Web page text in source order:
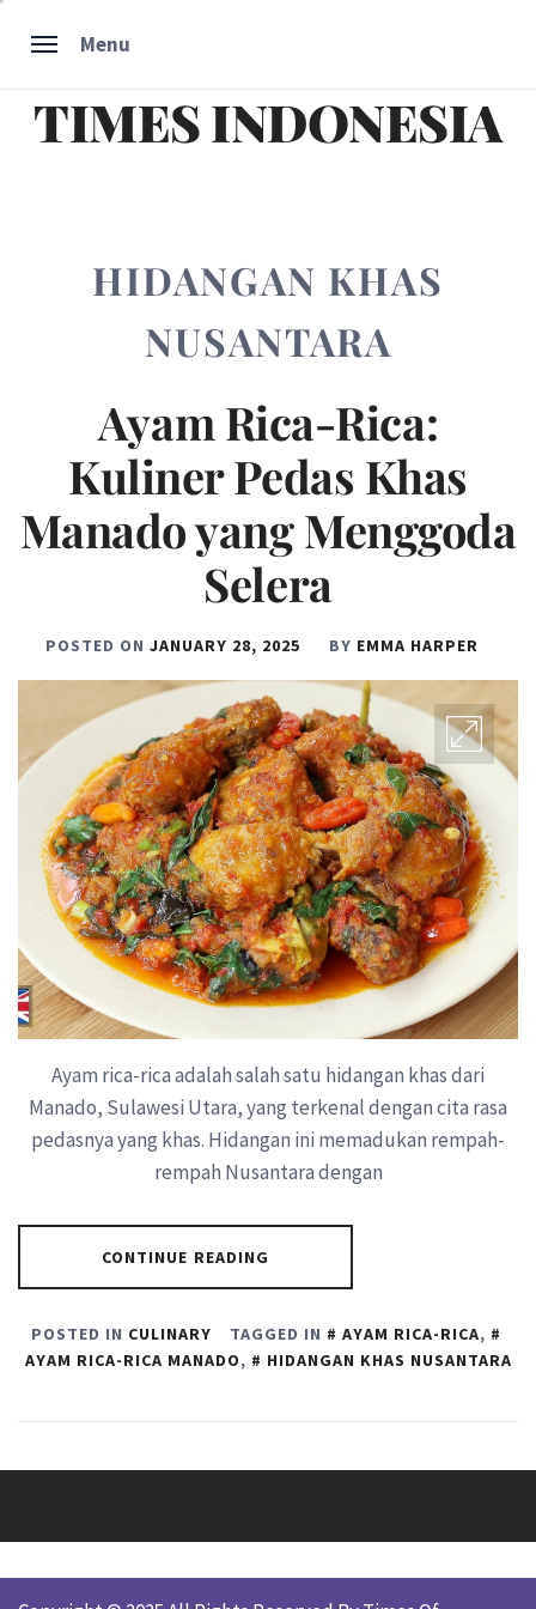
Menu
TIMES INDONESIA
HIDANGAN KHAS
NUSANTARA
Ayam Rica-Rica:
Kuliner Pedas Khas
Manado yang Menggoda
Selera
POSTED ON JANUARY 28, 2025 BY EMMA HARPER
Ayam rica-rica adalah salah satu hidangan khas dari
Manado, Sulawesi Utara, yang terkenal dengan cita rasa
pedasnya yang khas. Hidangan ini memadukan rempah-
rempah Nusantara dengan
CONTINUE READING
POSTED IN CULINARY TAGGED IN AYAM RICA-RICA,
AYAM RICA-RICA MANADO, HIDANGAN KHAS NUSANTARA